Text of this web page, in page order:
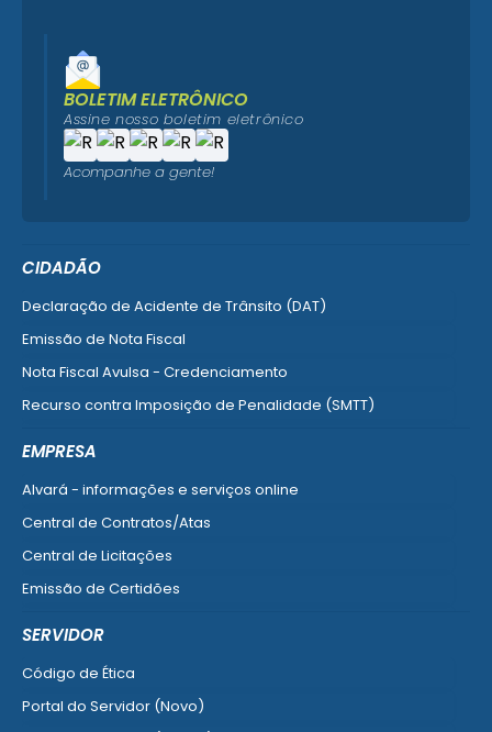
CIDADÃO
Declaração de Acidente de Trânsito (DAT)
Emissão de Nota Fiscal
Nota Fiscal Avulsa - Credenciamento
Recurso contra Imposição de Penalidade (SMTT)
EMPRESA
Alvará - informações e serviços online
Central de Contratos/Atas
Central de Licitações
Emissão de Certidões
SERVIDOR
Código de Ética
Portal do Servidor (Novo)
BOLETIM ELETRÔNICO
Assine nosso boletim eletrônico
Acompanhe a gente!